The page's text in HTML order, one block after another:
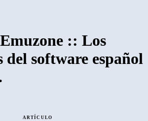
:: Los
del software español
ARTÍCULO